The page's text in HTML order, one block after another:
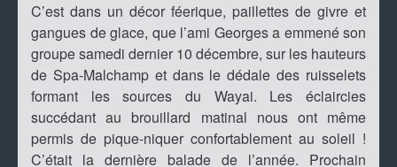
C’est dans un décor féerique, paillettes de givre et
gangues de glace, que l’ami Georges a emmené son
groupe samedi dernier 10 décembre, sur les hauteurs
de Spa-Malchamp et dans le dédale des ruisselets
formant les sources du Wayai. Les éclaircies
succédant au brouillard matinal nous ont même
permis de pique-niquer confortablement au soleil !
C’était la dernière balade de l’année. Prochain